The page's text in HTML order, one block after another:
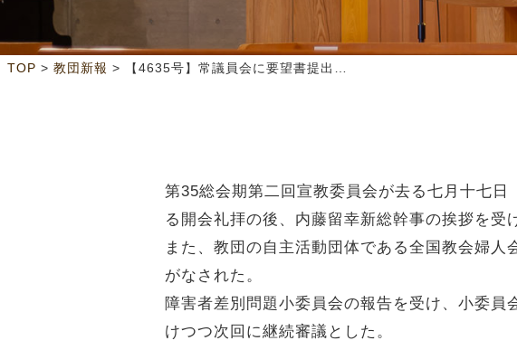
TOP > 教団新報 > 【4635号】常議員会に要望書提出 第2回宣教委員会
第35総会期第二回宣教委員会が去る七月十七
る開会礼拝の後、内藤留幸新総幹事の挨拶を受
また、教団の自主活動団体である全国教会婦
がなされた。
障害者差別問題小委員会の報告を受け、小委
けつつ次回に継続審議とした。